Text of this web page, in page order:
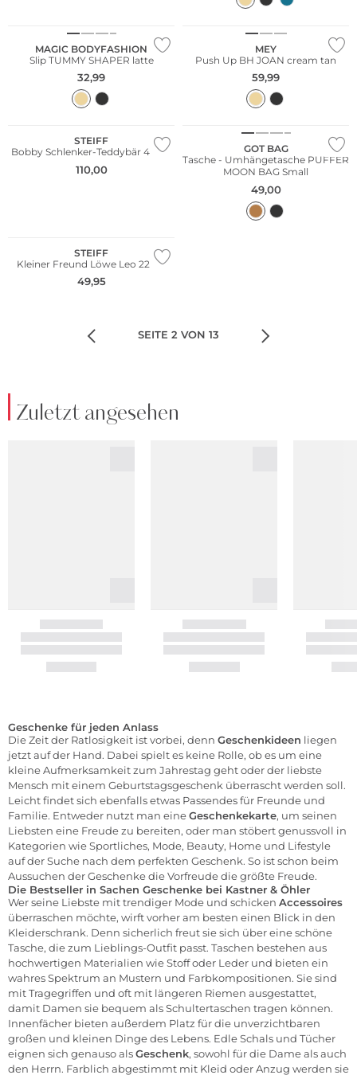
MAGIC BODYFASHION
Slip TUMMY SHAPER latte
32,99
MEY
Push Up BH JOAN cream tan
59,99
STEIFF
Bobby Schlenker-Teddybär 40cm
110,00
GOT BAG
Tasche - Umhängetasche PUFFER
MOON BAG Small
49,00
STEIFF
Kleiner Freund Löwe Leo 22cm
49,95
SEITE 2 VON 13
Zuletzt angesehen
Geschenke für jeden Anlass
Die Zeit der Ratlosigkeit ist vorbei, denn Geschenkideen liegen
jetzt auf der Hand. Dabei spielt es keine Rolle, ob es um eine
kleine Aufmerksamkeit zum Jahrestag geht oder der liebste
Mensch mit einem Geburtstagsgeschenk überrascht werden soll.
Leicht findet sich ebenfalls etwas Passendes für Freunde und
Familie. Entweder nutzt man eineGeschenkekarte, um seinen
Liebsten eine Freude zu bereiten, oder man stöbert genussvoll in
Kategorien wie Sportliches, Mode, Beauty, Home und Lifestyle
auf der Suche nach dem perfekten Geschenk. So ist schon beim
Aussuchen der Geschenke die Vorfreude die größte Freude.
Die Bestseller in Sachen Geschenke bei Kastner & Öhler
Wer seine Liebste mit trendiger Mode und schicken Accessoires
überraschen möchte, wirft vorher am besten einen Blick in den
Kleiderschrank. Denn sicherlich freut sie sich über eine schöne
Tasche, die zum Lieblings-Outfit passt. Taschen bestehen aus
hochwertigen Materialien wie Stoff oder Leder und bieten ein
wahres Spektrum an Mustern und Farbkompositionen. Sie sind
mit Tragegriffen und oft mit längeren Riemen ausgestattet,
damit Damen sie bequem als Schultertaschen tragen können.
Innenfächer bieten außerdem Platz für die unverzichtbaren
großen und kleinen Dinge des Lebens. Edle Schals und Tücher
eignen sich genauso alsGeschenk, sowohl für die Dameals auch
den Herrn. Farblich abgestimmt mit Kleid oder Anzug werden sie